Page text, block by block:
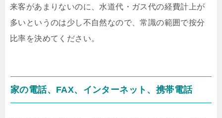
来客があまりないのに、水道代・ガス代の経費計上が
多いというのは少し不自然なので、常識の範囲で按分
比率を決めてください。
家の電話、FAX、インターネット、携帯電話